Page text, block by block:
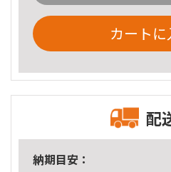
カートに
配
納期目安：